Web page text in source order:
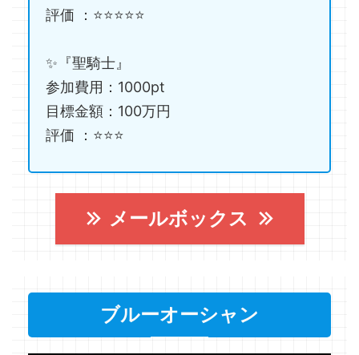
評価 ：⭐️⭐️⭐️⭐️⭐️
✨『聖騎士』
参加費用：1000pt
目標金額：100万円
評価 ：⭐️⭐️⭐️
メールボックス
ブルーオーシャン